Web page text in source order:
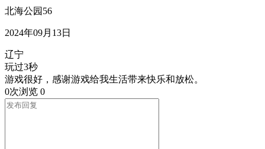
北海公园56
2024年09月13日
辽宁
玩过3秒
游戏很好，感谢游戏给我生活带来快乐和放松。
0次浏览 0